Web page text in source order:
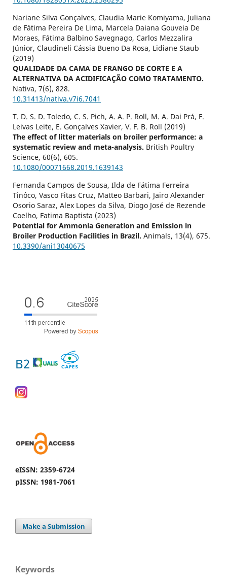
Nariane Silva Gonçalves, Claudia Marie Komiyama, Juliana
de Fátima Pereira De Lima, Marcela Daiana Gouveia De
Moraes, Fátima Balbino Savegnago, Carlos Mezzalira
Júnior, Claudineli Cássia Bueno Da Rosa, Lidiane Staub
(2019)
QUALIDADE DA CAMA DE FRANGO DE CORTE E A
ALTERNATIVA DA ACIDIFICAÇÃO COMO TRATAMENTO.
Nativa, 7(6), 828.
10.31413/nativa.v7i6.7041
T. D. S. D. Toledo, C. S. Pich, A. A. P. Roll, M. A. Dai Prá, F.
Leivas Leite, E. Gonçalves Xavier, V. F. B. Roll (2019)
The effect of litter materials on broiler performance: a
systematic review and meta-analysis. British Poultry
Science, 60(6), 605.
10.1080/00071668.2019.1639143
Fernanda Campos de Sousa, Ilda de Fátima Ferreira
Tinôco, Vasco Fitas Cruz, Matteo Barbari, Jairo Alexander
Osorio Saraz, Alex Lopes da Silva, Diogo José de Rezende
Coelho, Fatima Baptista (2023)
Potential for Ammonia Generation and Emission in
Broiler Production Facilities in Brazil. Animals, 13(4), 675.
10.3390/ani13040675
B2
eISSN: 2359-6724
pISSN: 1981-7061
Make a Submission
Keywords